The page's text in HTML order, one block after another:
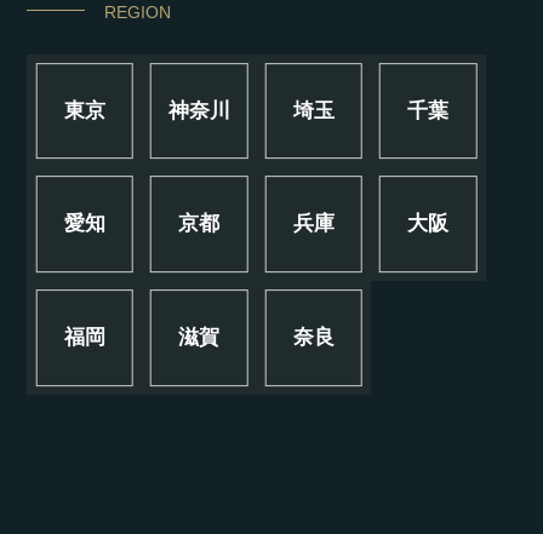
REGION
東京 神奈川 埼玉 千葉
愛知 京都 兵庫 大阪
福岡 滋賀 奈良